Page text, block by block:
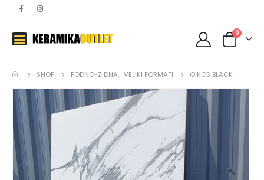
0
SHOP PODNO-ZIDNA, VELIKI FORMATI OIKOS BLACK